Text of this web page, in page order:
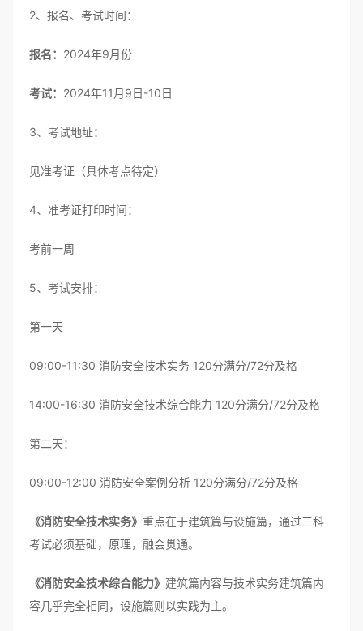
2、报名、考试时间：
报名： 2024年9月份
考试： 2024年11月9日-10日
3、考试地址：
见准考证（具体考点待定）
4、准考证打印时间：
考前一周
5、考试安排：
第一天
09:00-11:30 消防安全技术实务 120分满分/72分及格
14:00-16:30 消防安全技术综合能力 120分满分/72分及格
第二天：
09:00-12:00 消防安全案例分析 120分满分/72分及格
《消防安全技术实务》 重点在于建筑篇与设施篇，通过三科
考试必须基础，原理，融会贯通。
《消防安全技术综合能力》 建筑篇内容与技术实务建筑篇内
容几乎完全相同，设施篇则以实践为主。